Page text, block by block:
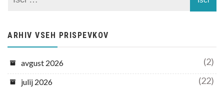
ARHIV VSEH PRISPEVKOV
avgust 2026 (2)
julij 2026 (22)